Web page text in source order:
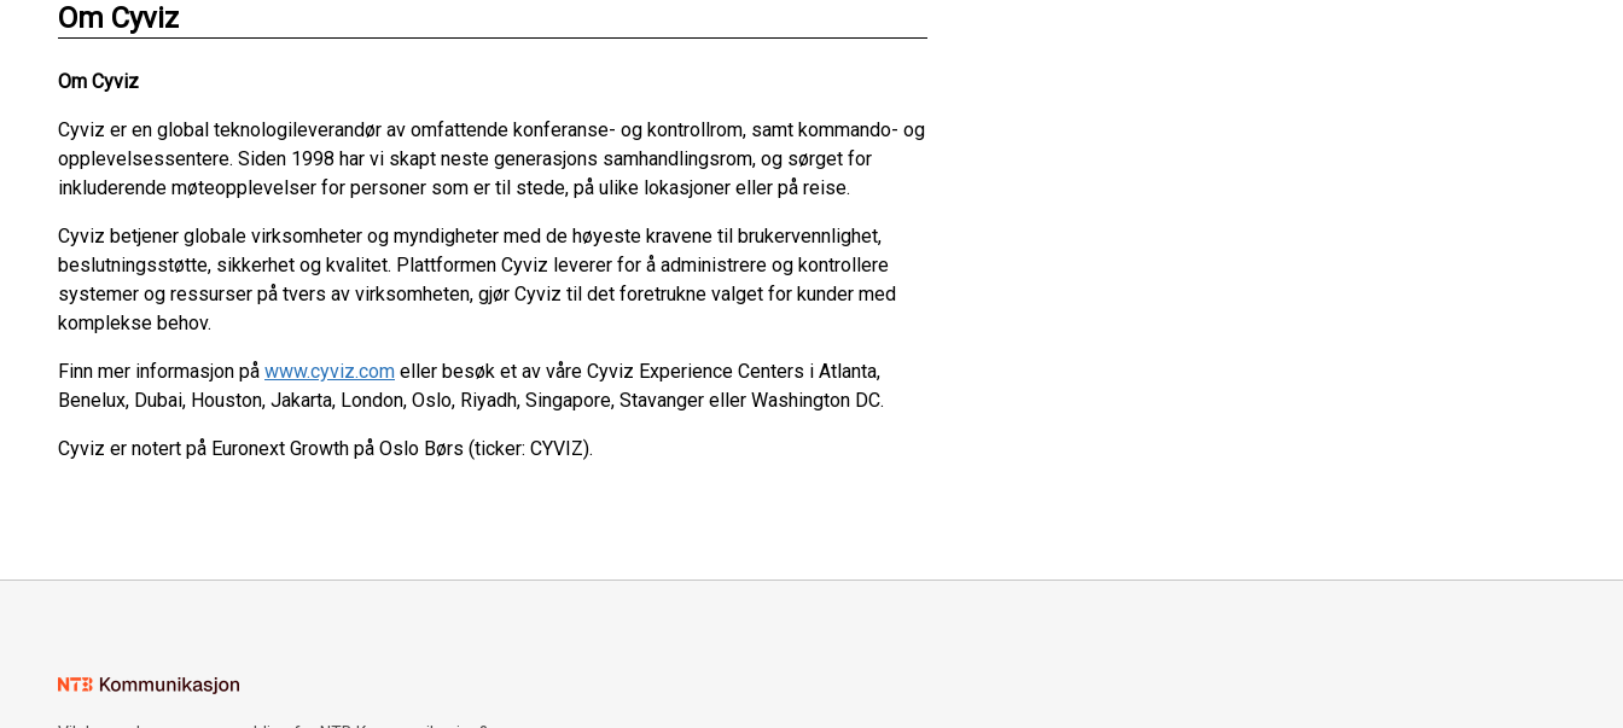
Om Cyviz
Om Cyviz
Cyviz er en global teknologileverandør av omfattende konferanse- og kontrollrom, samt kommando- og
opplevelsessentere. Siden 1998 har vi skapt neste generasjons samhandlingsrom, og sørget for
inkluderende møteopplevelser for personer som er til stede, på ulike lokasjoner eller på reise.
Cyviz betjener globale virksomheter og myndigheter med de høyeste kravene til brukervennlighet,
beslutningsstøtte, sikkerhet og kvalitet. Plattformen Cyviz leverer for å administrere og kontrollere
systemer og ressurser på tvers av virksomheten, gjør Cyviz til det foretrukne valget for kunder med
komplekse behov.
Finn mer informasjon på www.cyviz.com eller besøk et av våre Cyviz Experience Centers i Atlanta,
Benelux, Dubai, Houston, Jakarta, London, Oslo, Riyadh, Singapore, Stavanger eller Washington DC.
Cyviz er notert på Euronext Growth på Oslo Børs (ticker: CYVIZ).